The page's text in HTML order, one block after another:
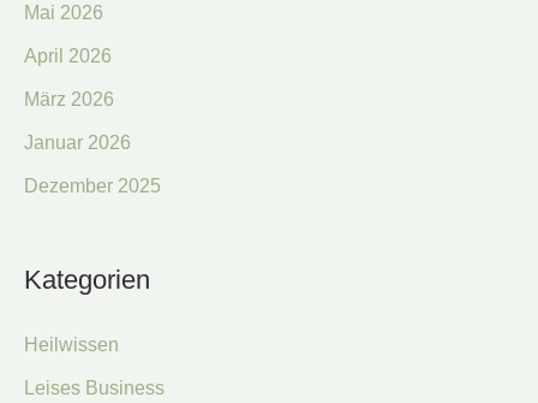
Mai 2026
April 2026
März 2026
Januar 2026
Dezember 2025
Kategorien
Heilwissen
Leises Business